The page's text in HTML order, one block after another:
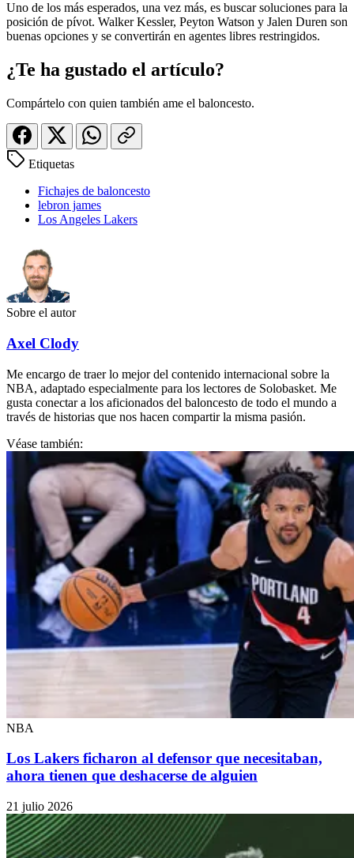
Uno de los más esperados, una vez más, es buscar soluciones para la
posición de pívot. Walker Kessler, Peyton Watson y Jalen Duren son
buenas opciones y se convertirán en agentes libres restringidos.
¿Te ha gustado el artículo?
Compártelo con quien también ame el baloncesto.
Etiquetas
Fichajes de baloncesto
lebron james
Los Angeles Lakers
Sobre el autor
Axel Clody
Me encargo de traer lo mejor del contenido internacional sobre la
NBA, adaptado especialmente para los lectores de Solobasket. Me
gusta conectar a los aficionados del baloncesto de todo el mundo a
través de historias que nos hacen compartir la misma pasión.
Véase también:
NBA
Los Lakers ficharon al defensor que necesitaban,
ahora tienen que deshacerse de alguien
21 julio 2026